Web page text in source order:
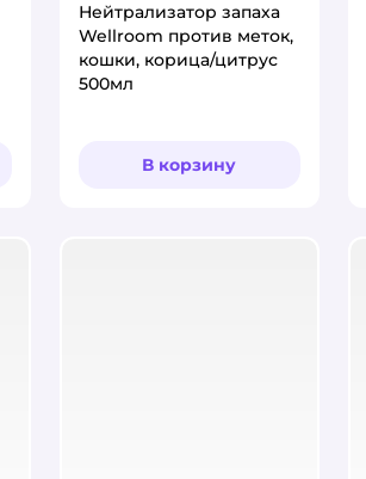
Нейтрализатор запаха
Wellroom против меток,
кошки, корица/цитрус
500мл
В корзину